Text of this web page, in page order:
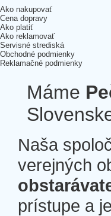
Ako nakupovať
Cena dopravy
Ako platiť
Ako reklamovať
Servisné strediská
Obchodné podmienky
Reklamačné podmienky
Máme
Naša
verejných
prístupe a